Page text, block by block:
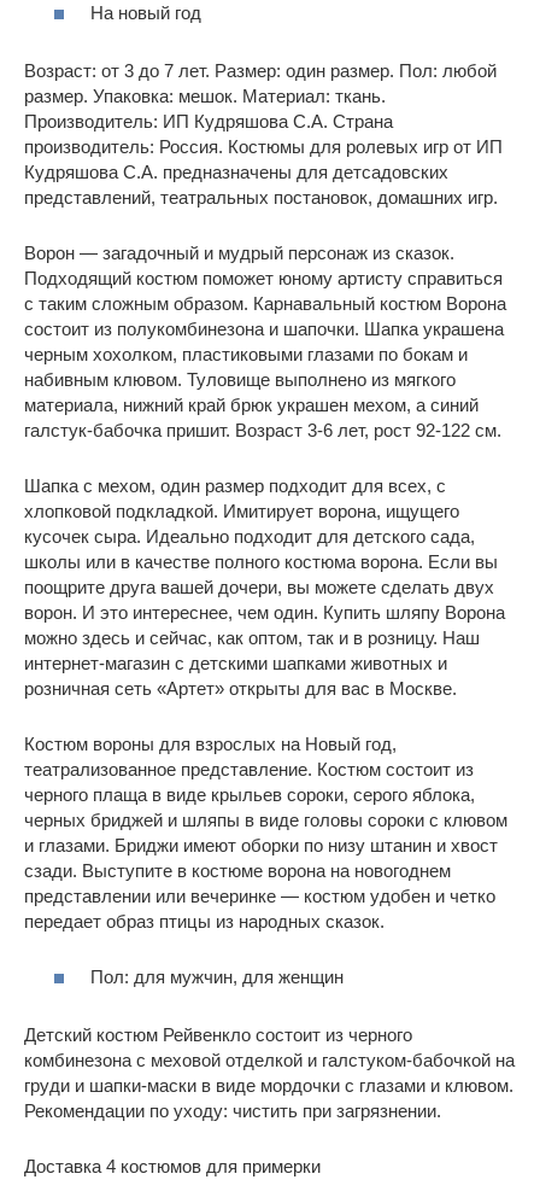
На новый год
Возраст: от 3 до 7 лет. Размер: один размер. Пол: любой
размер. Упаковка: мешок. Материал: ткань.
Производитель: ИП Кудряшова С.А. Страна
производитель: Россия. Костюмы для ролевых игр от ИП
Кудряшова С.А. предназначены для детсадовских
представлений, театральных постановок, домашних игр.
Ворон — загадочный и мудрый персонаж из сказок.
Подходящий костюм поможет юному артисту справиться
с таким сложным образом. Карнавальный костюм Ворона
состоит из полукомбинезона и шапочки. Шапка украшена
черным хохолком, пластиковыми глазами по бокам и
набивным клювом. Туловище выполнено из мягкого
материала, нижний край брюк украшен мехом, а синий
галстук-бабочка пришит. Возраст 3-6 лет, рост 92-122 см.
Шапка с мехом, один размер подходит для всех, с
хлопковой подкладкой. Имитирует ворона, ищущего
кусочек сыра. Идеально подходит для детского сада,
школы или в качестве полного костюма ворона. Если вы
поощрите друга вашей дочери, вы можете сделать двух
ворон. И это интереснее, чем один. Купить шляпу Ворона
можно здесь и сейчас, как оптом, так и в розницу. Наш
интернет-магазин с детскими шапками животных и
розничная сеть «Артет» открыты для вас в Москве.
Костюм вороны для взрослых на Новый год,
театрализованное представление. Костюм состоит из
черного плаща в виде крыльев сороки, серого яблока,
черных бриджей и шляпы в виде головы сороки с клювом
и глазами. Бриджи имеют оборки по низу штанин и хвост
сзади. Выступите в костюме ворона на новогоднем
представлении или вечеринке — костюм удобен и четко
передает образ птицы из народных сказок.
Пол: для мужчин, для женщин
Детский костюм Рейвенкло состоит из черного
комбинезона с меховой отделкой и галстуком-бабочкой на
груди и шапки-маски в виде мордочки с глазами и клювом.
Рекомендации по уходу: чистить при загрязнении.
Доставка 4 костюмов для примерки